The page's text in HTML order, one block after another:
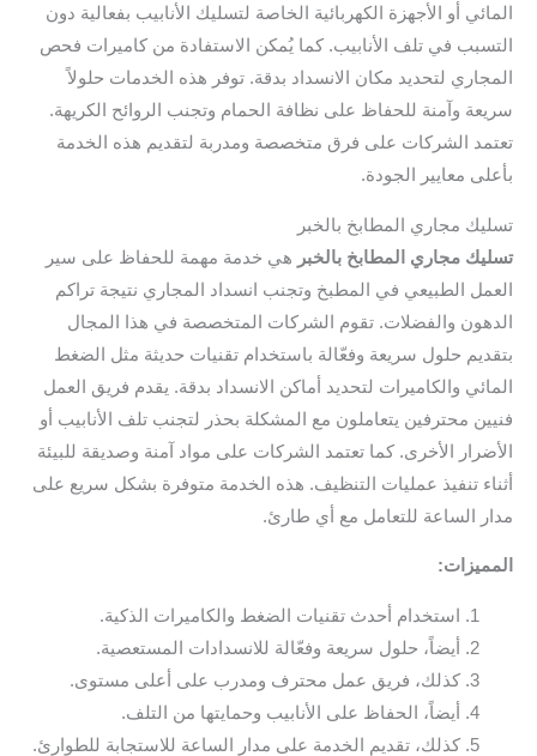
المائي أو الأجهزة الكهربائية الخاصة لتسليك الأنابيب بفعالية دون
التسبب في تلف الأنابيب. كما يُمكن الاستفادة من كاميرات فحص
المجاري لتحديد مكان الانسداد بدقة. توفر هذه الخدمات حلولاً
سريعة وآمنة للحفاظ على نظافة الحمام وتجنب الروائح الكريهة.
تعتمد الشركات على فرق متخصصة ومدربة لتقديم هذه الخدمة
بأعلى معايير الجودة.
تسليك مجاري المطابخ بالخبر
تسليك مجاري المطابخ بالخبر هي خدمة مهمة للحفاظ على سير
العمل الطبيعي في المطبخ وتجنب انسداد المجاري نتيجة تراكم
الدهون والفضلات. تقوم الشركات المتخصصة في هذا المجال
بتقديم حلول سريعة وفعّالة باستخدام تقنيات حديثة مثل الضغط
المائي والكاميرات لتحديد أماكن الانسداد بدقة. يقدم فريق العمل
فنيين محترفين يتعاملون مع المشكلة بحذر لتجنب تلف الأنابيب أو
الأضرار الأخرى. كما تعتمد الشركات على مواد آمنة وصديقة للبيئة
أثناء تنفيذ عمليات التنظيف. هذه الخدمة متوفرة بشكل سريع على
مدار الساعة للتعامل مع أي طارئ.
المميزات:
استخدام أحدث تقنيات الضغط والكاميرات الذكية.
أيضاً، حلول سريعة وفعّالة للانسدادات المستعصية.
كذلك، فريق عمل محترف ومدرب على أعلى مستوى.
أيضاً، الحفاظ على الأنابيب وحمايتها من التلف.
كذلك، تقديم الخدمة على مدار الساعة للاستجابة للطوارئ.